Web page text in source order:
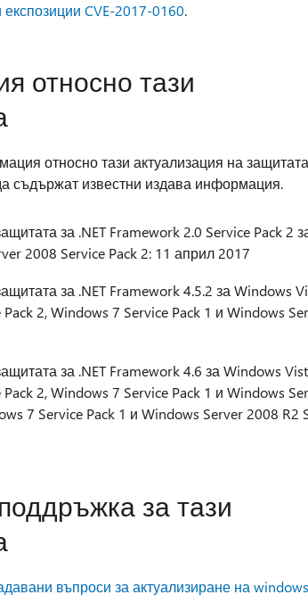
CVE-2017-0160.
относно тази
относно тази актуализация на
съдържат известни издава информация.
за .NET Framework 2.0 Service Pack 2
2008 Service Pack 2: 11 април 2017
за .NET Framework 4.5.2 за Windows
2, Windows 7 Service Pack 1 и Windows
за .NET Framework 4.6 за Windows
2, Windows 7 Service Pack 1 и Windows
7 Service Pack 1 и Windows Server 2008 R2
за тази
въпроси за актуализиране на windows